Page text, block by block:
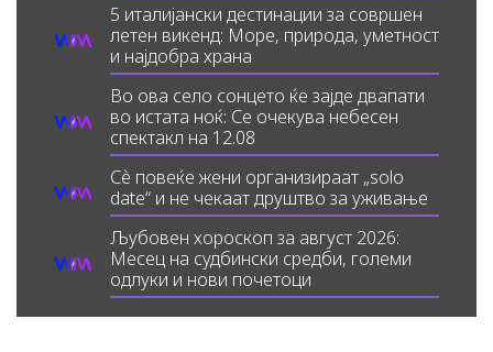
5 италијански дестинации за совршен
летен викенд: Море, природа, уметност
и најдобра храна
Во ова село сонцето ќе зајде двапати
во истата ноќ: Се очекува небесен
спектакл на 12.08
Сè повеќе жени организираат „solo
date“ и не чекаат друштво за уживање
Љубовен хороскоп за август 2026:
Месец на судбински средби, големи
одлуки и нови почетоци